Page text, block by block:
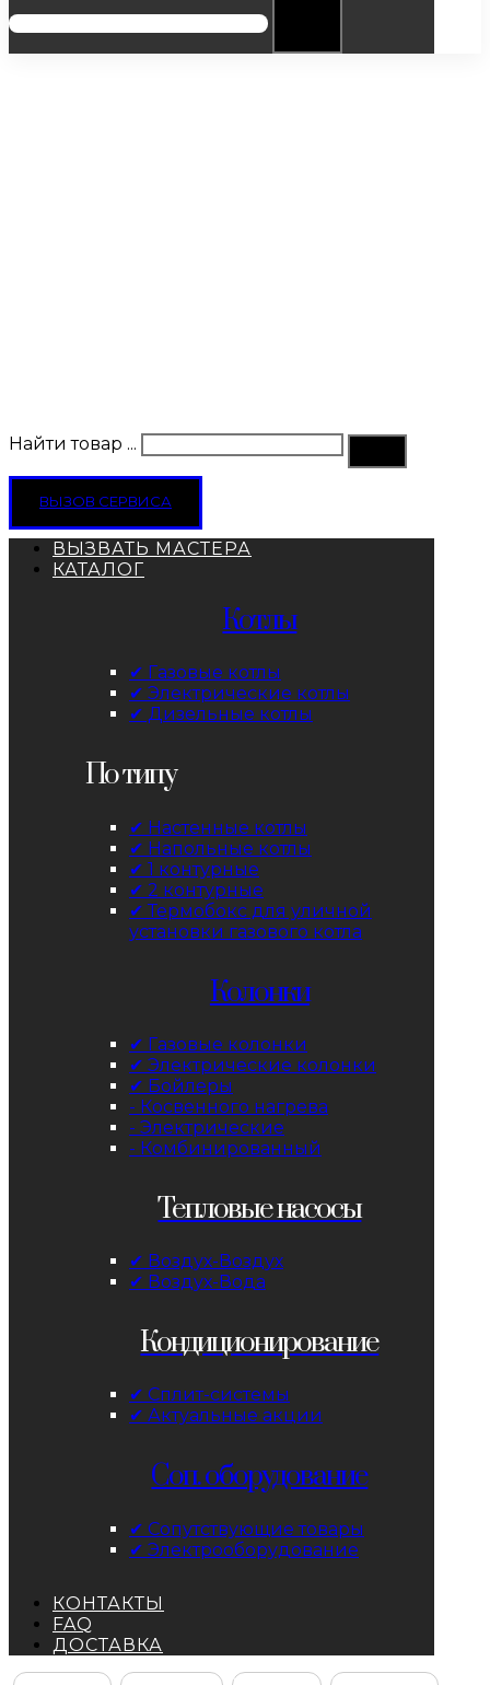
Найти товар ...
ВЫЗОВ СЕРВИСА
ВЫЗВАТЬ МАСТЕРА
КАТАЛОГ
Котлы
✔ Газовые котлы
✔ Электрические котлы
✔ Дизельные котлы
По типу
✔ Настенные котлы
✔ Напольные котлы
✔ 1 контурные
✔ 2 контурные
✔ Термобокс для уличной
установки газового котла
Колонки
✔ Газовые колонки
✔ Электрические колонки
✔ Бойлеры
- Косвенного нагрева
- Электрические
- Комбинированный
Тепловые насосы
✔ Воздух-Воздух
✔ Воздух-Вода
Кондиционирование
✔ Сплит-системы
✔ Актуальные акции
Соп. оборудование
✔ Сопутствующие товары
✔ Электрооборудование
КОНТАКТЫ
FAQ
ДОСТАВКА